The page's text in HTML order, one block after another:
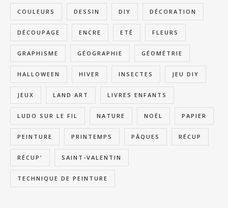
COULEURS DESSIN DIY DÉCORATION
DÉCOUPAGE ENCRE ETÉ FLEURS
GRAPHISME GÉOGRAPHIE GÉOMÉTRIE
HALLOWEEN HIVER INSECTES JEU DIY
JEUX LAND ART LIVRES ENFANTS
LUDO SUR LE FIL NATURE NOËL PAPIER
PEINTURE PRINTEMPS PÂQUES RÉCUP
RÉCUP' SAINT-VALENTIN
TECHNIQUE DE PEINTURE